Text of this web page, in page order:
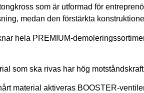
som är utformad för
medan den förstärkta
hela PREMIUM-
som ska rivas har hög
material aktiveras BOOSTER-